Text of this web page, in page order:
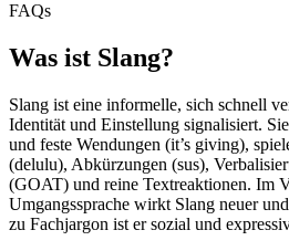
FAQs
Was ist Slang?
Slang ist eine informelle, sich schnell
Identität und Einstellung signalisiert.
und feste Wendungen (it’s giving),
(delulu), Abkürzungen (sus),
(GOAT) und reine Textreaktionen. Im
Umgangssprache wirkt Slang neuer
zu Fachjargon ist er sozial und